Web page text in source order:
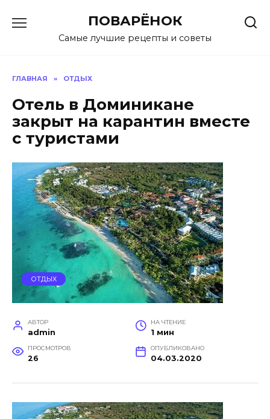
содержанию
ПОВАРЁНОК
Самые лучшие рецепты и советы
ГЛАВНАЯ » ОТДЫХ
Отель в Доминикане
закрыт на карантин вместе
с туристами
ОТДЫХ
АВТОР
admin
НА ЧТЕНИЕ
1 мин
ПРОСМОТРОВ
26
ОПУБЛИКОВАНО
04.03.2020